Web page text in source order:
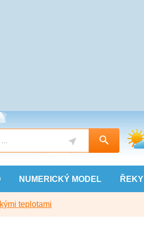
NUMERICKÝ MODEL ŘEKY
teplotami